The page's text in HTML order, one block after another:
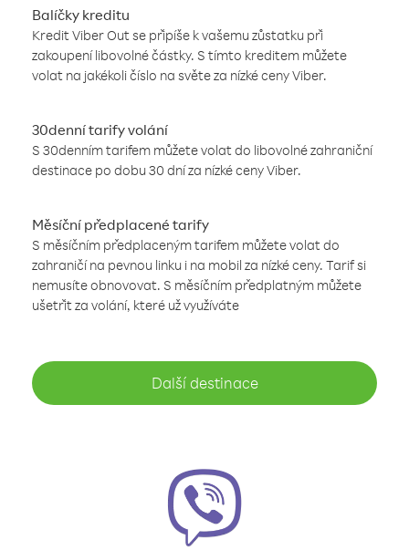
Balíčky kreditu
Kredit Viber Out se připíše k vašemu zůstatku při
zakoupení libovolné částky. S tímto kreditem můžete
volat na jakékoli číslo na světe za nízké ceny Viber.
30denní tarify volání
S 30denním tarifem můžete volat do libovolné zahraniční
destinace po dobu 30 dní za nízké ceny Viber.
Měsíční předplacené tarify
S měsíčním předplaceným tarifem můžete volat do
zahraničí na pevnou linku i na mobil za nízké ceny. Tarif si
nemusíte obnovovat. S měsíčním předplatným můžete
ušetřit za volání, které už využíváte
Další destinace